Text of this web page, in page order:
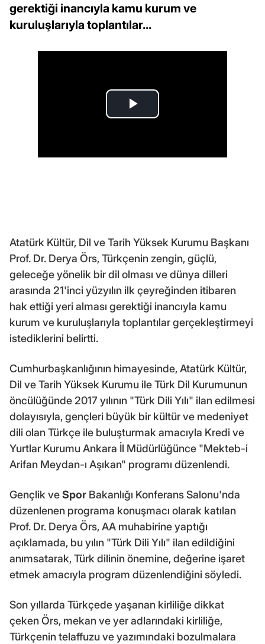
gerektiği inancıyla kamu kurum ve
kuruluşlarıyla toplantılar...
Atatürk Kültür, Dil ve Tarih Yüksek Kurumu Başkanı
Prof. Dr. Derya Örs, Türkçenin zengin, güçlü,
geleceğe yönelik bir dil olması ve dünya dilleri
arasında 21'inci yüzyılın ilk çeyreğinden itibaren
hak ettiği yeri alması gerektiği inancıyla kamu
kurum ve kuruluşlarıyla toplantılar gerçekleştirmeyi
istediklerini belirtti.
Cumhurbaşkanlığının himayesinde, Atatürk Kültür,
Dil ve Tarih Yüksek Kurumu ile Türk Dil Kurumunun
öncülüğünde 2017 yılının "Türk Dili Yılı" ilan edilmesi
dolayısıyla, gençleri büyük bir kültür ve medeniyet
dili olan Türkçe ile buluşturmak amacıyla Kredi ve
Yurtlar Kurumu Ankara İl Müdürlüğünce "Mekteb-i
Arifan Meydan-ı Aşıkan" programı düzenlendi.
Gençlik veSpor Bakanlığı Konferans Salonu'nda
düzenlenen programa konuşmacı olarak katılan
Prof. Dr. Derya Örs, AA muhabirine yaptığı
açıklamada, bu yılın "Türk Dili Yılı" ilan edildiğini
anımsatarak, Türk dilinin önemine, değerine işaret
etmek amacıyla program düzenlendiğini söyledi.
Son yıllarda Türkçede yaşanan kirliliğe dikkat
çeken Örs, mekan ve yer adlarındaki kirliliğe,
Türkçenin telaffuzu ve yazımındaki bozulmalara